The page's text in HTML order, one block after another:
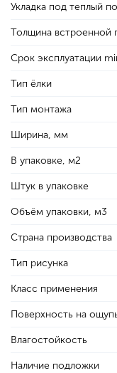
Укладка под теплый
Толщина встроенной
Срок эксплуатации
Тип ёлки
Тип монтажа
Ширина, мм
В упаковке, м2
Штук в упаковке
Объём упаковки, м3
Страна производства
Тип рисунка
Класс применения
Поверхность на
Влагостойкость
Наличие подложки